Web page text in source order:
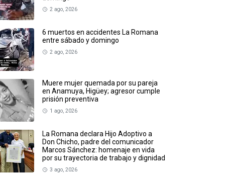
2 ago, 2026
6 muertos en accidentes La Romana
entre sábado y domingo
2 ago, 2026
Muere mujer quemada por su pareja
en Anamuya, Higüey; agresor cumple
prisión preventiva
1 ago, 2026
La Romana declara Hijo Adoptivo a
Don Chicho, padre del comunicador
Marcos Sánchez: homenaje en vida
por su trayectoria de trabajo y dignidad
3 ago, 2026